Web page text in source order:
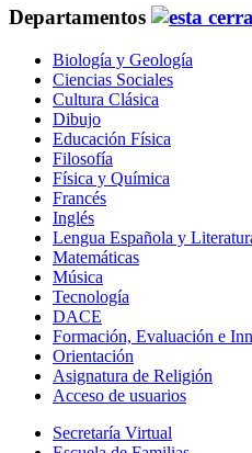
Departamentos
Biología y Geología
Ciencias Sociales
Cultura Clásica
Dibujo
Educación Física
Filosofía
Física y Química
Francés
Inglés
Lengua Española y
Matemáticas
Música
Tecnología
DACE
Formación, Evaluación e
Orientación
Asignatura de Religión
Acceso de usuarios
Secretaría Virtual